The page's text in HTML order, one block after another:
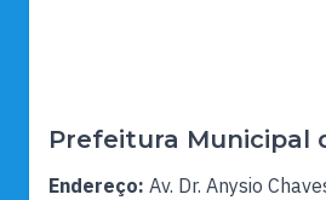
Prefeitura Municipal
Endereço: Av. Dr. Anysio